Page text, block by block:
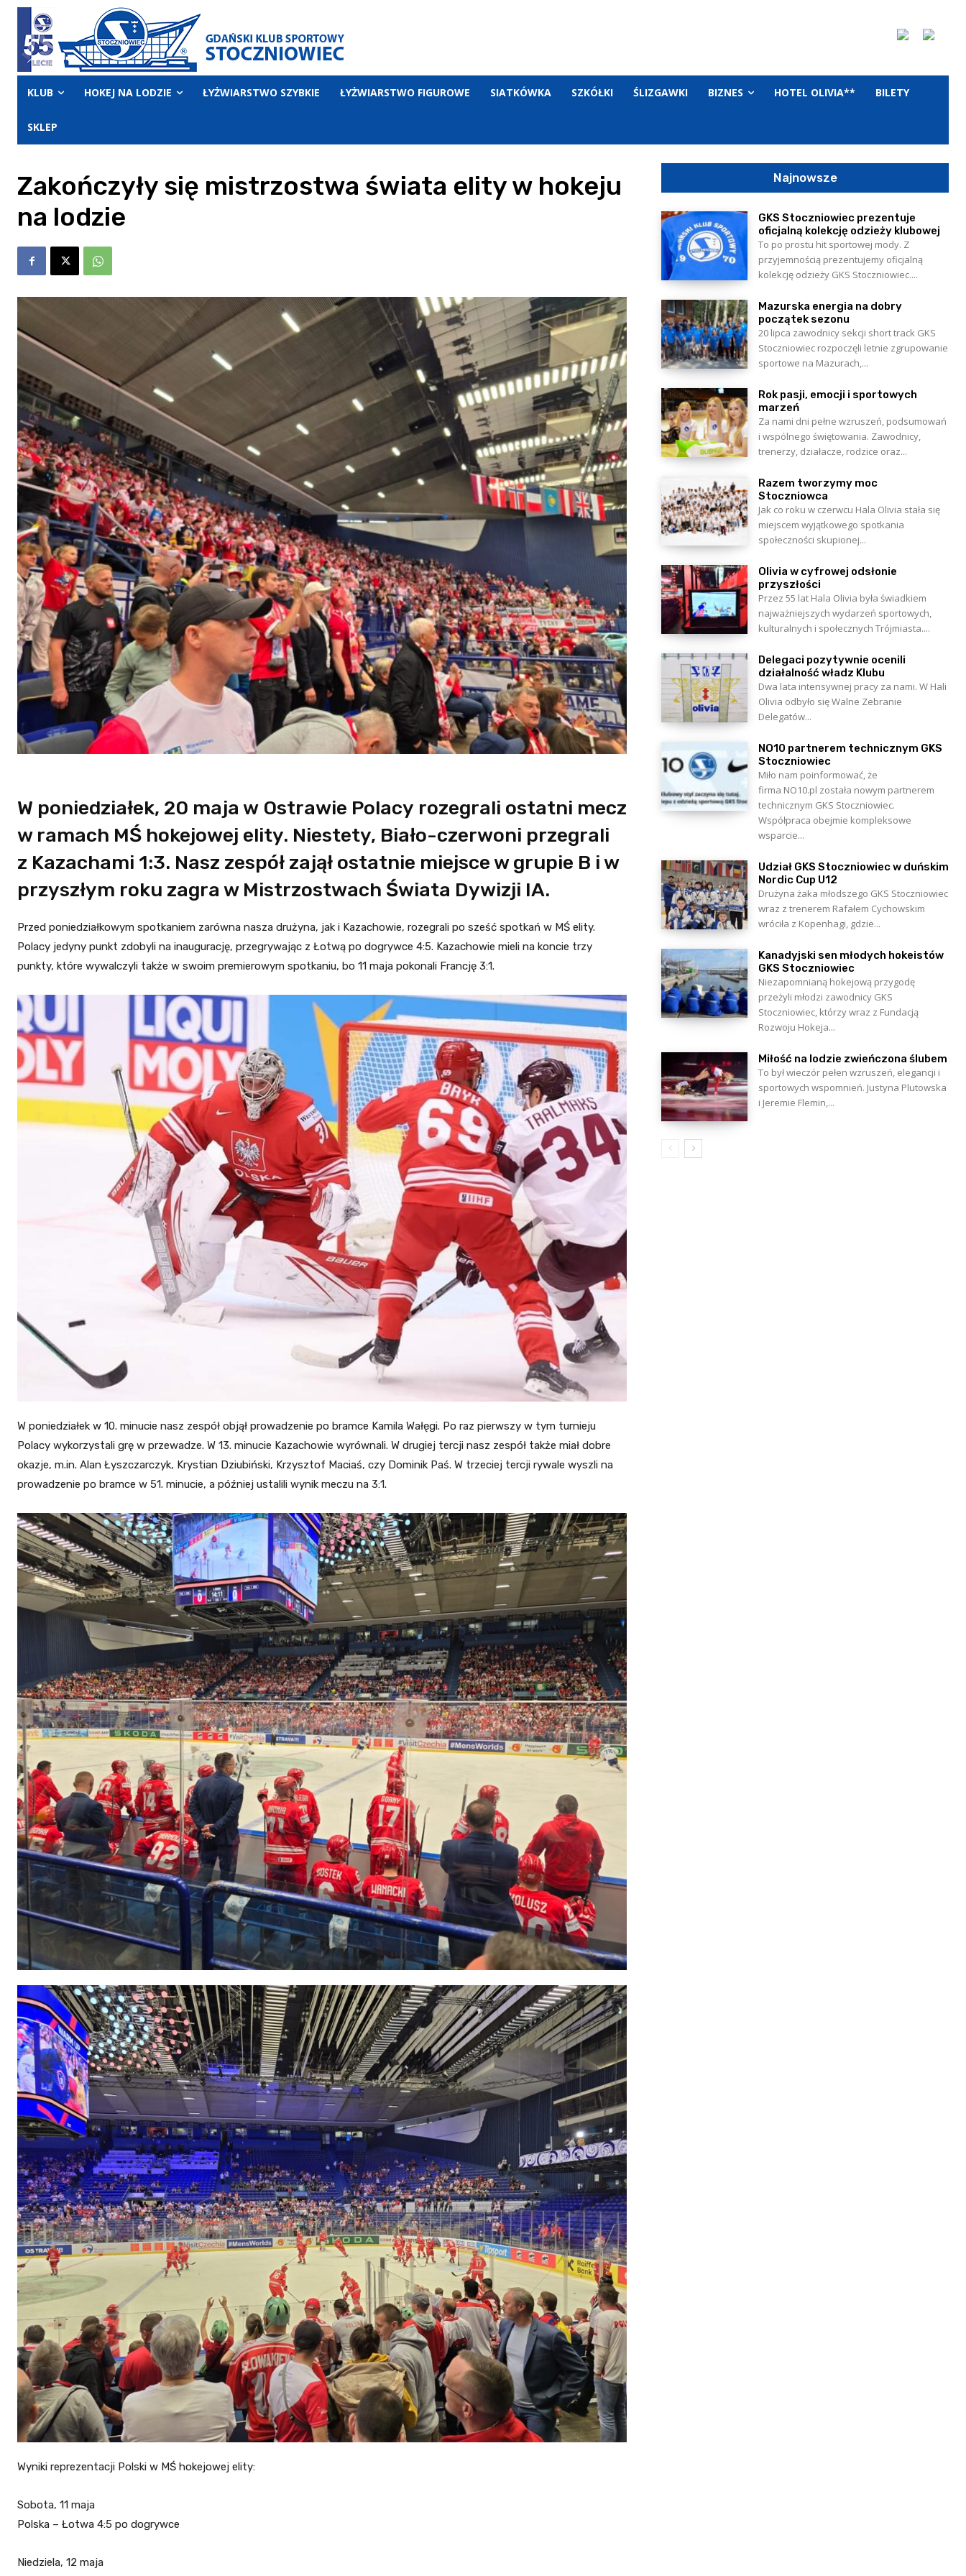
KLUB HOKEJ NA LODZIE ŁYŻWIARSTWO SZYBKIE ŁYŻWIARSTWO FIGUROWE SIATKÓWKA SZKÓŁKI ŚLIZGAWKI BIZNES HOTEL OLIVIA** BILETY
SKLEP
Zakończyły się mistrzostwa świata elity w hokeju
na lodzie
W poniedziałek, 20 maja w Ostrawie Polacy rozegrali ostatni mecz
w ramach MŚ hokejowej elity. Niestety, Biało-czerwoni przegrali
z Kazachami 1:3. Nasz zespół zajął ostatnie miejsce w grupie B i w
przyszłym roku zagra w Mistrzostwach Świata Dywizji IA.
Przed poniedziałkowym spotkaniem zarówna nasza drużyna, jak i Kazachowie, rozegrali po sześć spotkań w MŚ elity.
Polacy jedyny punkt zdobyli na inaugurację, przegrywając z Łotwą po dogrywce 4:5. Kazachowie mieli na koncie trzy
punkty, które wywalczyli także w swoim premierowym spotkaniu, bo 11 maja pokonali Francję 3:1.
W poniedziałek w 10. minucie nasz zespół objął prowadzenie po bramce Kamila Wałęgi. Po raz pierwszy w tym turnieju
Polacy wykorzystali grę w przewadze. W 13. minucie Kazachowie wyrównali. W drugiej tercji nasz zespół także miał dobre
okazje, m.in. Alan Łyszczarczyk, Krystian Dziubiński, Krzysztof Maciaś, czy Dominik Paś. W trzeciej tercji rywale wyszli na
prowadzenie po bramce w 51. minucie, a później ustalili wynik meczu na 3:1.
Wyniki reprezentacji Polski w MŚ hokejowej elity:
Sobota, 11 maja
Polska – Łotwa 4:5 po dogrywce
Niedziela, 12 maja
Najnowsze
GKS Stoczniowiec prezentuje
oficjalną kolekcję odzieży klubowej
To po prostu hit sportowej mody. Z
przyjemnością prezentujemy oficjalną
kolekcję odzieży GKS Stoczniowiec....
Mazurska energia na dobry
początek sezonu
20 lipca zawodnicy sekcji short track GKS
Stoczniowiec rozpoczęli letnie zgrupowanie
sportowe na Mazurach,...
Rok pasji, emocji i sportowych
marzeń
Za nami dni pełne wzruszeń, podsumowań
i wspólnego świętowania. Zawodnicy,
trenerzy, działacze, rodzice oraz...
Razem tworzymy moc
Stoczniowca
Jak co roku w czerwcu Hala Olivia stała się
miejscem wyjątkowego spotkania
społeczności skupionej...
Olivia w cyfrowej odsłonie
przyszłości
Przez 55 lat Hala Olivia była świadkiem
najważniejszych wydarzeń sportowych,
kulturalnych i społecznych Trójmiasta....
Delegaci pozytywnie ocenili
działalność władz Klubu
Dwa lata intensywnej pracy za nami. W Hali
Olivia odbyło się Walne Zebranie
Delegatów...
NO10 partnerem technicznym GKS
Stoczniowiec
Miło nam poinformować, że
firma NO10.pl została nowym partnerem
technicznym GKS Stoczniowiec.
Współpraca obejmie kompleksowe
wsparcie...
Udział GKS Stoczniowiec w duńskim
Nordic Cup U12
Drużyna żaka młodszego GKS Stoczniowiec
wraz z trenerem Rafałem Cychowskim
wróciła z Kopenhagi, gdzie...
Kanadyjski sen młodych hokeistów
GKS Stoczniowiec
Niezapomnianą hokejową przygodę
przeżyli młodzi zawodnicy GKS
Stoczniowiec, którzy wraz z Fundacją
Rozwoju Hokeja...
Miłość na lodzie zwieńczona ślubem
To był wieczór pełen wzruszeń, elegancji i
sportowych wspomnień. Justyna Plutowska
i Jeremie Flemin,...